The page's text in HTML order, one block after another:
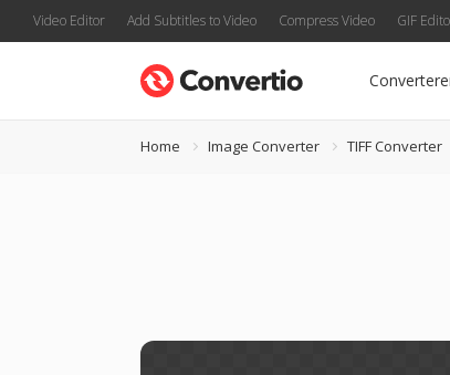
Video Editor Add Subtitles to Video Compress Video GIF
Home Image Converter TIFF Converter